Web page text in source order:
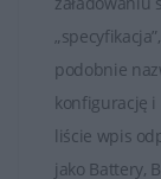
podobnie
konfigurację i
liście wpis
jako Battery,